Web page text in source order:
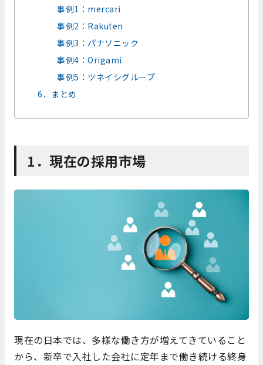
事例1：mercari
事例2：Rakuten
事例3：パナソニック
事例4：Origami
事例5：ツネイシグループ
6．まとめ
1．現在の採用市場
現在の日本では、多様な働き方が増えてきていること
から、新卒で入社した会社に定年まで働き続ける終身